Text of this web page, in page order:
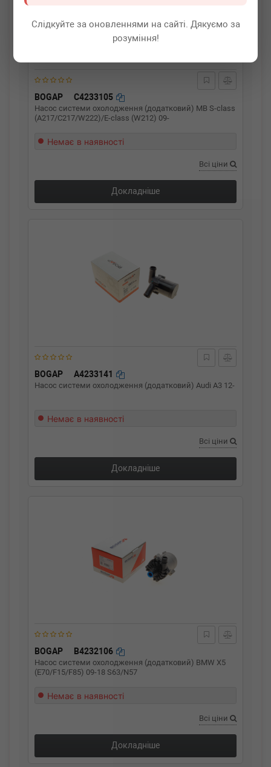
Слідкуйте за оновленнями на сайті. Дякуємо за
розуміння!
BOGAP C4233105
Насос системи охолодження (додатковий) MB S-class
(A217/C217/W222)/E-class (W212) 09-
Немає в наявності
Всі ціни
Докладніше
BOGAP A4233141
Насос системи охолодження (додатковий) Audi A3 12-
Немає в наявності
Всі ціни
Докладніше
BOGAP B4232106
Насос системи охолодження (додатковий) BMW X5
(E70/F15/F85) 09-18 S63/N57
Немає в наявності
Всі ціни
Докладніше